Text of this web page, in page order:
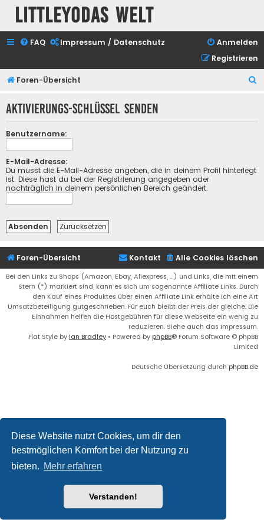
Diese Website nutzt Cookies, um dir den
bestmöglichen Komfort bei der Nutzung zu
bieten. Mehr erfahren
Verstanden!
Littleyodas Welt
FAQ Impressum / Datenschutz
Anmelden
Registrieren
Foren-Übersicht
h
Aktivierungs-Schlüssel senden
Benutzername:
E-Mail-Adresse:
Du musst die E-Mail-Adresse angeben, die in deinem Profil hinterlegt
ist. Diese hast du bei der Registrierung angegeben oder
nachträglich in deinem persönlichen Bereich geändert.
Foren-Übersicht Alle Cookies löschen
Kontakt
Bei den Links zu Shops (Amazon, Ebay, Aliexpress, ...) und Links, die mit einem
Stern (*) markiert sind, kann es sich um sogenannte Affiliate Links. Durch
den Kauf eines Produktes über einen Affiliate Link erhälte ich eine Art
Umsatzbeteiligung gutgeschrieben. Für euch bleibt der Preis der gleiche. Die
Einnahmen helfen die Hostgebühren für diese Webseite ein wenig zu
reduzieren. Siehe auch das Impressum.
Flat Style by Ian Bradley • Powered by phpBB® Forum Software © phpBB
Limited
Deutsche Übersetzung durch phpBB.de